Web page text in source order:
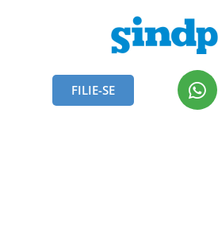
FILIE-SE